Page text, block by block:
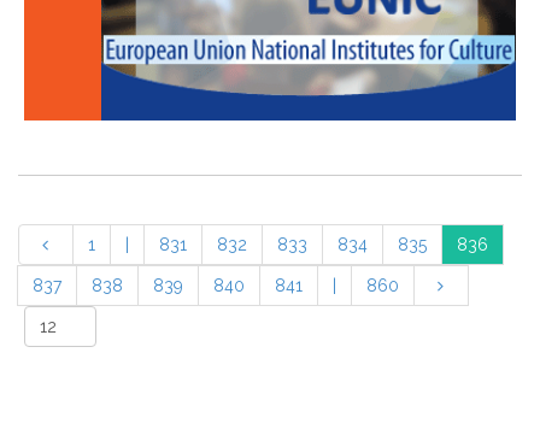
1 831 832 833 834 835 836
837 838 839 840 841 860